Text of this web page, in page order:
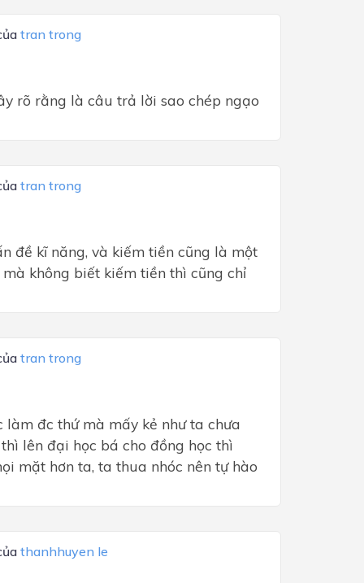
tran trong
rõ rằng là câu trả lời sao chép ngạo
tran trong
đề kĩ năng, và kiếm tiền cũng là một
không biết kiếm tiền thì cũng chỉ
tran trong
đc thứ mà mấy kẻ như ta chưa
lên đại học bá cho đồng học thì
mặt hơn ta, ta thua nhóc nên tự hào
thanhhuyen le